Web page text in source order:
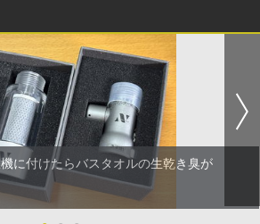
に付けたらバスタオルの生乾き臭が